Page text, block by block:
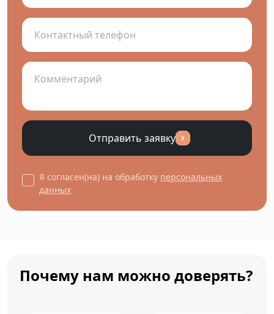
Отправить заявку
Я согласен(на) на обработку персональных
данных
Почему нам можно доверять?